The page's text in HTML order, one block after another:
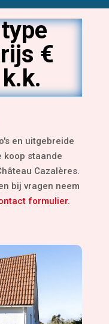
€
en uitgebreide
koop staande
Cazalères.
bij vragen neem
formulier.